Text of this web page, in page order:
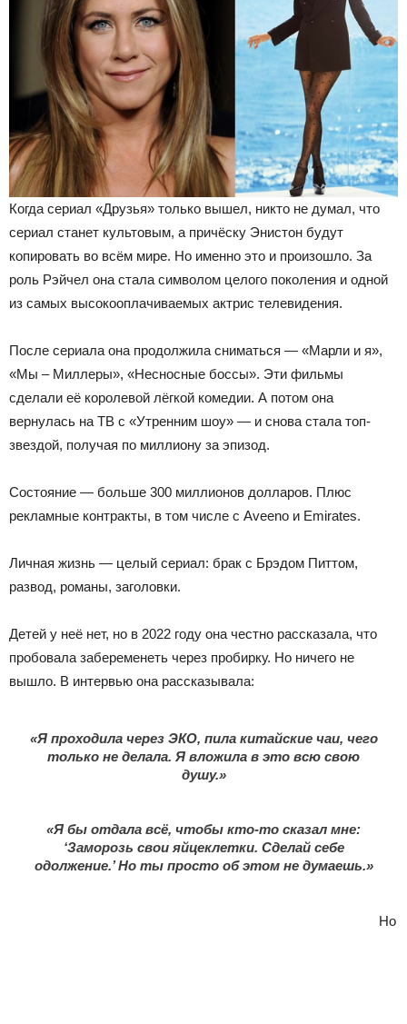
Когда сериал «Друзья» только вышел, никто не думал, что
сериал станет культовым, а причёску Энистон будут
копировать во всём мире. Но именно это и произошло. За
роль Рэйчел она стала символом целого поколения и одной
из самых высокооплачиваемых актрис телевидения.
После сериала она продолжила сниматься — «Марли и я»,
«Мы – Миллеры», «Несносные боссы». Эти фильмы
сделали её королевой лёгкой комедии. А потом она
вернулась на ТВ с «Утренним шоу» — и снова стала топ-
звездой, получая по миллиону за эпизод.
Состояние — больше 300 миллионов долларов. Плюс
рекламные контракты, в том числе с Aveeno и Emirates.
Личная жизнь — целый сериал: брак с Брэдом Питтом,
развод, романы, заголовки.
Детей у неё нет, но в 2022 году она честно рассказала, что
пробовала забеременеть через пробирку. Но ничего не
вышло. В интервью она рассказывала:
«Я проходила через ЭКО, пила китайские чаи, чего
только не делала. Я вложила в это всю свою
душу.»
«Я бы отдала всё, чтобы кто-то сказал мне:
‘Заморозь свои яйцеклетки. Сделай себе
одолжение.’ Но ты просто об этом не думаешь.»
Но